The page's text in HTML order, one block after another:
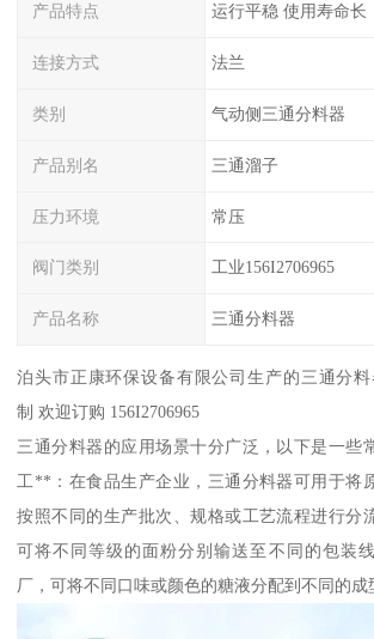
产品特点 运行平稳 使用寿命长
连接方式 法兰
类别 气动侧三通分料器
产品别名 三通溜子
压力环境 常压
阀门类别 工业156I2706965
产品名称 三通分料器
泊头市正康环保设备有限公司生产的三通分
制 欢迎订购 156I2706965
三通分料器的应用场景十分广泛，以下是一些
工**：在食品生产企业，三通分料器可用于将
按照不同的生产批次、规格或工艺流程进行分
可将不同等级的面粉分别输送至不同的包装
厂，可将不同口味或颜色的糖液分配到不同的成